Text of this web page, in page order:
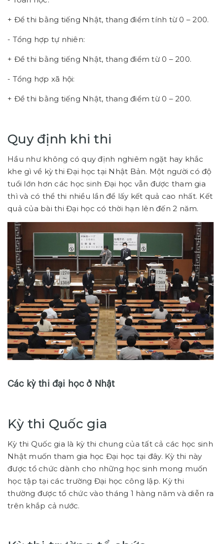
+ Để thi bằng tiếng Nhật, thang điểm tính từ 0 – 200.
- Tổng hợp tự nhiên:
+ Đề thi bằng tiếng Nhật, thang điểm từ 0 – 200.
- Tổng hợp xã hội:
+ Đề thi bằng tiếng Nhật, thang điểm từ 0 – 200.
Quy định khi thi
Hầu như không có quy định nghiêm ngặt hay khắc
khe gì về kỳ thi Đại học tại Nhật Bản. Một người có độ
tuổi lớn hơn các học sinh Đại học vẫn được tham gia
thì và có thể thi nhiều lần để lấy kết quả cao nhất. Kết
quả của bài thi Đại học có thời hạn lên đến 2 năm.
Các kỳ thi đại học ở Nhật
Kỳ thi Quốc gia
Kỳ thi Quốc gia là kỳ thi chung của tất cả các học sinh
Nhật muốn tham gia học Đại học tại đây. Kỳ thi này
được tổ chức dành cho những học sinh mong muốn
học tập tại các trường Đại học công lập. Kỳ thi
thường được tổ chức vào tháng 1 hàng năm và diễn ra
trên khắp cả nước.